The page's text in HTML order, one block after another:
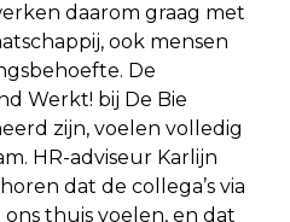
daarom graag met
ook mensen
De
Werkt! bij De Bie
zijn, voelen volledig
HR-adviseur Karlijn
dat de collega’s via
thuis voelen, en dat